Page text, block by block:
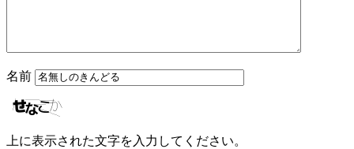
名前
上に表示された文字を入力してください。